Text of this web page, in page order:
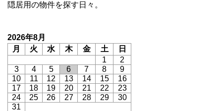
隠居用の物件を探す日々。
2026年8月
月
火 水 木 金 土
日
1
2
3
4 5 6 7 8
9
10
11 12 13 14 15
16
17
18 19 20 21 22
23
24
25 26 27 28 29
30
31